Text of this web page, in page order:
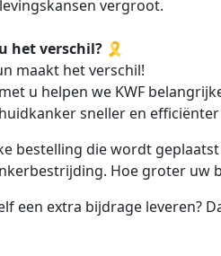
vergroot.
het verschil? 🎗️
maakt het verschil!
u helpen we KWF
sneller en
bestelling die wordt
Hoe groter
een extra bijdrage leveren?